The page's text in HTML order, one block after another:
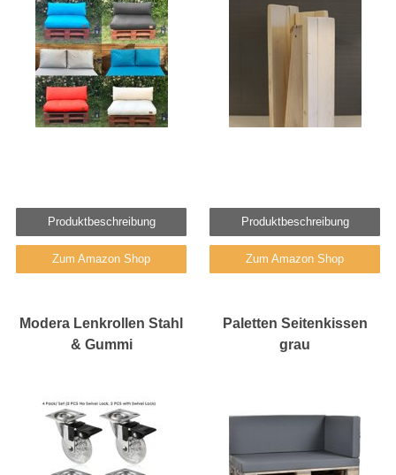
Produktbeschreibung
Zum Amazon Shop
Produktbeschreibung
Zum Amazon Shop
Modera Lenkrollen Stahl
& Gummi
Paletten Seitenkissen
grau